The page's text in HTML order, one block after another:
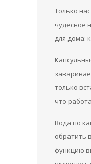
Только
чудесное
для дома:
только
что
Вода по
обратить
функцию